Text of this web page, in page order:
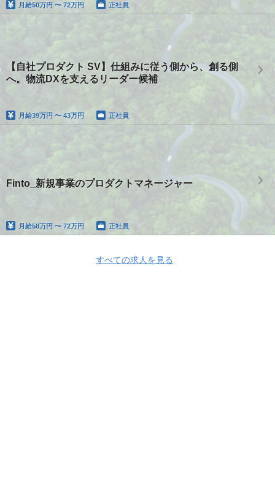
月給50万円 〜 72万円 正社員
【自社プロダクト SV】仕組みに従う側から、創る側
へ。物流DXを支えるリーダー候補
月給39万円 〜 43万円 正社員
Finto_新規事業のプロダクトマネージャー
月給58万円 〜 72万円 正社員
すべての求人を見る